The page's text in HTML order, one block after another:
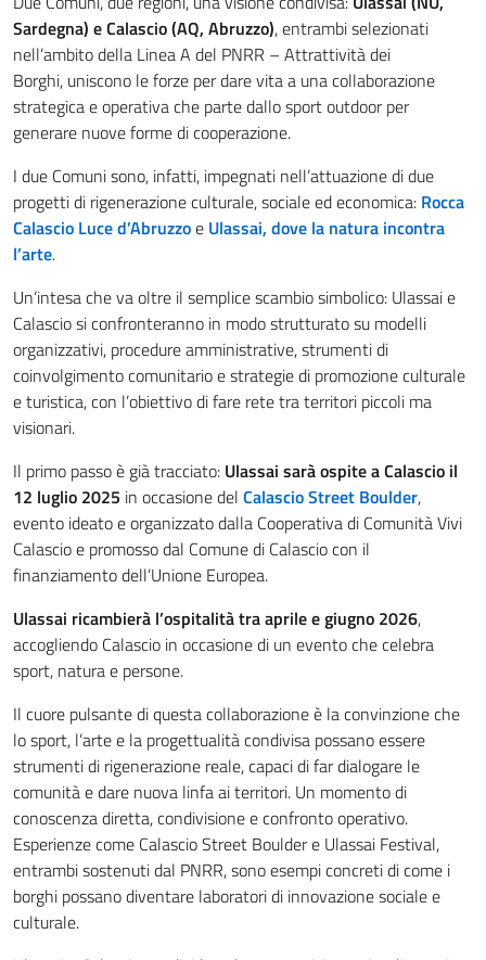
Sardegna) e Calascio (AQ, Abruzzo), entrambi selezionati
nell’ambito della Linea A del PNRR – Attrattività dei
Borghi, uniscono le forze per dare vita a una collaborazione
strategica e operativa che parte dallo sport outdoor per
generare nuove forme di cooperazione.
I due Comuni sono, infatti, impegnati nell’attuazione di due
progetti di rigenerazione culturale, sociale ed economica: Rocca
Calascio Luce d’Abruzzoe Ulassai, dove la natura incontra
l’arte.
Un’intesa che va oltre il semplice scambio simbolico: Ulassai e
Calascio si confronteranno in modo strutturato su modelli
organizzativi, procedure amministrative, strumenti di
coinvolgimento comunitario e strategie di promozione culturale
e turistica, con l’obiettivo di fare rete tra territori piccoli ma
visionari.
Il primo passo è già tracciato: Ulassai sarà ospite a Calascio il
12 luglio 2025 in occasione del Calascio Street Boulder,
evento ideato e organizzato dalla Cooperativa di Comunità Vivi
Calascio e promosso dal Comune di Calascio con il
finanziamento dell’Unione Europea.
Ulassai ricambierà l’ospitalità tra aprile e giugno 2026,
accogliendo Calascio in occasione di un evento che celebra
sport, natura e persone.
Il cuore pulsante di questa collaborazione è la convinzione che
lo sport, l’arte e la progettualità condivisa possano essere
strumenti di rigenerazione reale, capaci di far dialogare le
comunità e dare nuova linfa ai territori. Un momento di
conoscenza diretta, condivisione e confronto operativo.
Esperienze come Calascio Street Boulder e Ulassai Festival,
entrambi sostenuti dal PNRR, sono esempi concreti di come i
borghi possano diventare laboratori di innovazione sociale e
culturale.